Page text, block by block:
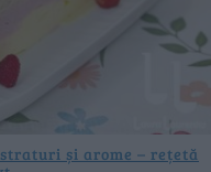
și arome – rețetă